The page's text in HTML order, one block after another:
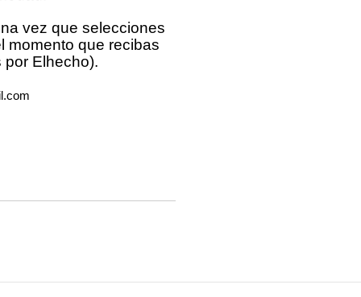
vez que selecciones
momento que recibas
por Elhecho).